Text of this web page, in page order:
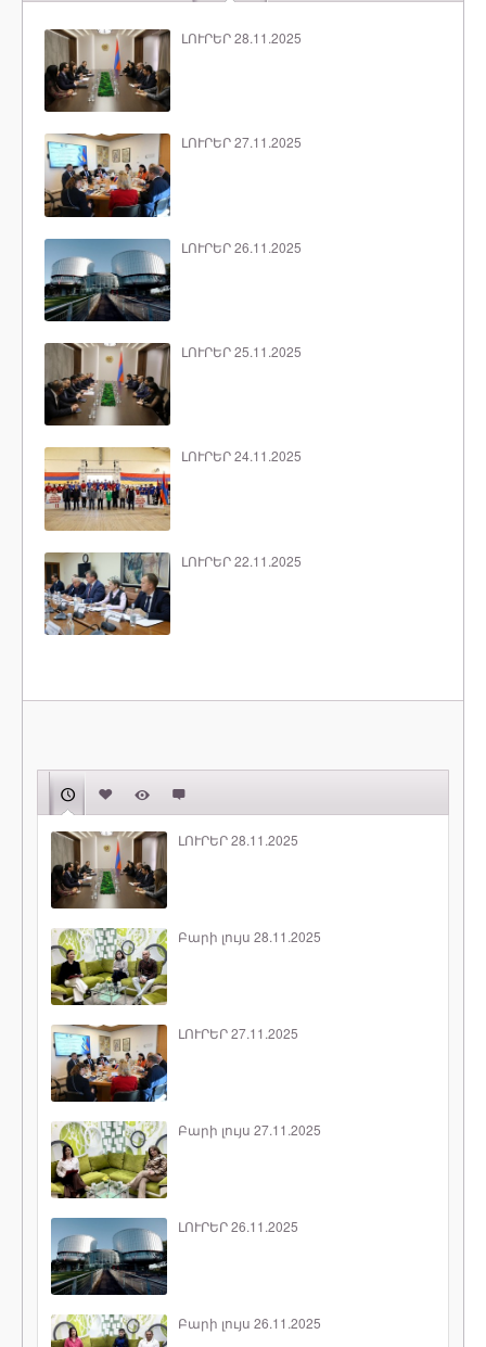
ԼՈՒՐԵՐ 28.11.2025
ԼՈՒՐԵՐ 27.11.2025
ԼՈՒՐԵՐ 26.11.2025
ԼՈՒՐԵՐ 25.11.2025
ԼՈՒՐԵՐ 24.11.2025
ԼՈՒՐԵՐ 22.11.2025
ԼՈՒՐԵՐ 28.11.2025
Բարի լույս 28.11.2025
ԼՈՒՐԵՐ 27.11.2025
Բարի լույս 27.11.2025
ԼՈՒՐԵՐ 26.11.2025
Բարի լույս 26.11.2025